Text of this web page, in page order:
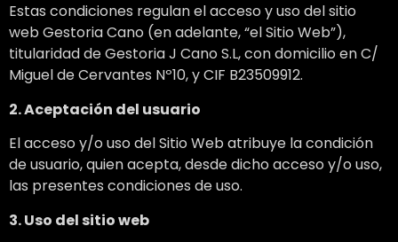
Estas condiciones regulan el acceso y uso del sitio
web Gestoria Cano (en adelante, “el Sitio Web”),
titularidad de Gestoria J Cano S.L, con domicilio en C/
Miguel de Cervantes Nº10, y CIF B23509912.
2. Aceptación del usuario
El acceso y/o uso del Sitio Web atribuye la condición
de usuario, quien acepta, desde dicho acceso y/o uso,
las presentes condiciones de uso.
3. Uso del sitio web